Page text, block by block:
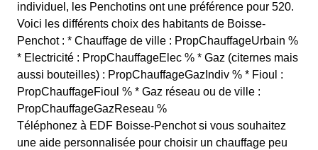
individuel, les Penchotins ont une préférence pour 520.
Voici les différents choix des habitants de Boisse-
Penchot : * Chauffage de ville : PropChauffageUrbain %
* Electricité : PropChauffageElec % * Gaz (citernes mais
aussi bouteilles) : PropChauffageGazIndiv % * Fioul :
PropChauffageFioul % * Gaz réseau ou de ville :
PropChauffageGazReseau %
Téléphonez à EDF Boisse-Penchot si vous souhaitez
une aide personnalisée pour choisir un chauffage peu